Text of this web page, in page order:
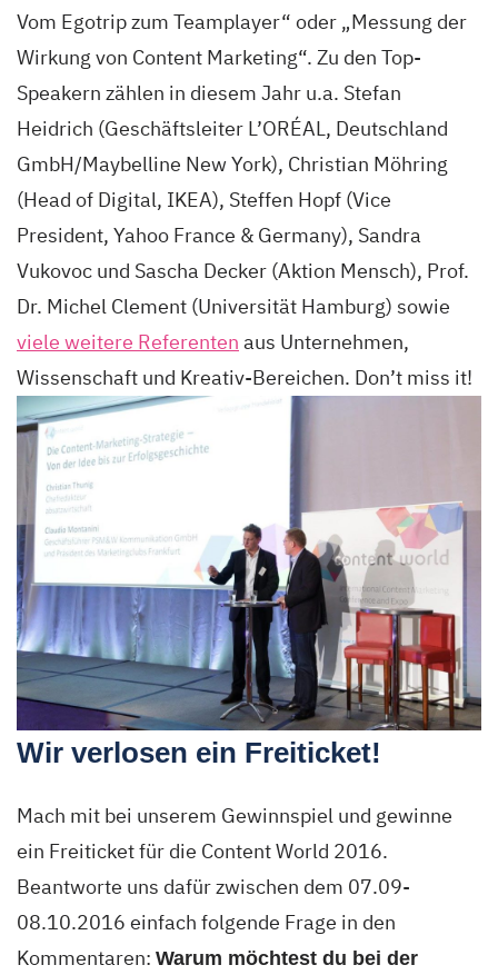
Vom Egotrip zum Teamplayer“ oder „Messung der
Wirkung von Content Marketing“. Zu den Top-
Speakern zählen in diesem Jahr u.a. Stefan
Heidrich (Geschäftsleiter L’ORÉAL, Deutschland
GmbH/Maybelline New York), Christian Möhring
(Head of Digital, IKEA), Steffen Hopf (Vice
President, Yahoo France & Germany), Sandra
Vukovoc und Sascha Decker (Aktion Mensch), Prof.
Dr. Michel Clement (Universität Hamburg) sowie
viele weitere Referenten aus Unternehmen,
Wissenschaft und Kreativ-Bereichen. Don’t miss it!
Wir verlosen ein Freiticket!
Mach mit bei unserem Gewinnspiel und gewinne
ein Freiticket für die Content World 2016.
Beantworte uns dafür zwischen dem 07.09-
08.10.2016 einfach folgende Frage in den
Kommentaren: Warum möchtest du bei der